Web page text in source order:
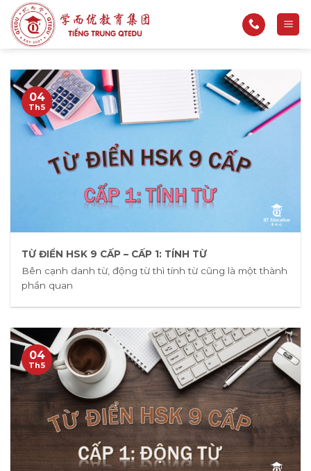
qua
nội
TỪ ĐIỂN HSK 9 CẤP – CẤP 1: TÍNH TỪ
Bên cạnh danh từ, động từ thì tính từ cũng là một thành
phần quan
04
Th5
04
Th5